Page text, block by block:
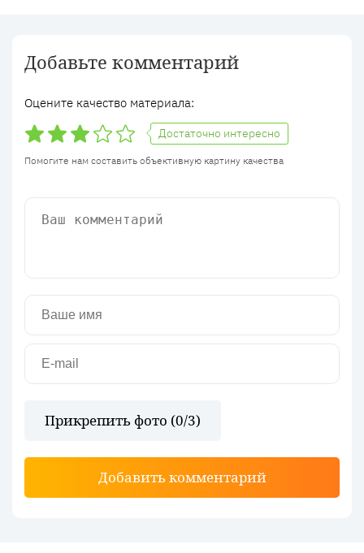
Добавьте комментарий
Оцените качество материала:
Достаточно интересно
Помогите нам составить объективную картину качества
Прикрепить фото (0/3)
Добавить комментарий